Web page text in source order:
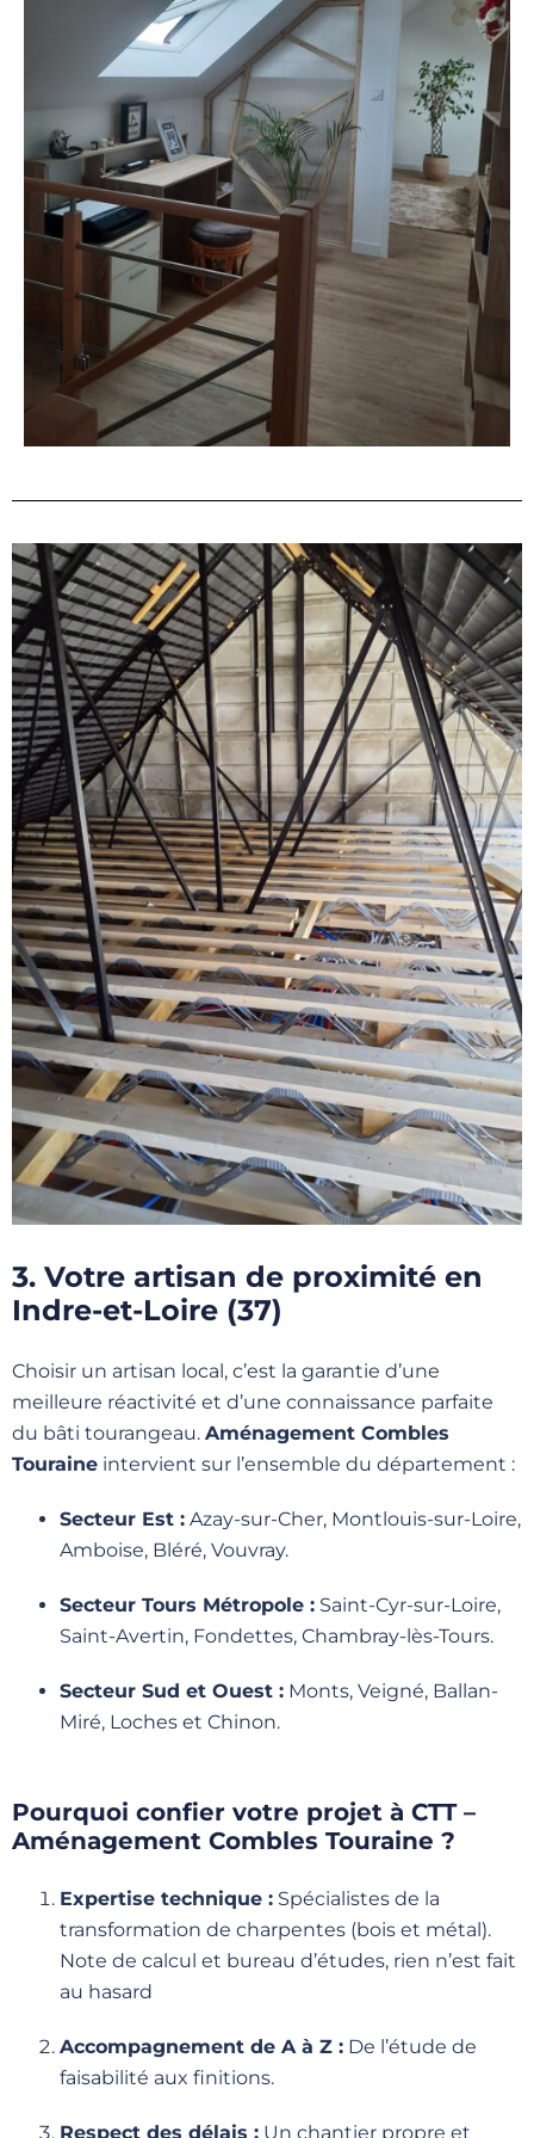
3. Votre artisan de proximité en
Indre-et-Loire (37)
Choisir un artisan local, c’est la garantie d’une
meilleure réactivité et d’une connaissance parfaite
du bâti tourangeau. Aménagement Combles
Touraine intervient sur l’ensemble du département :
Secteur Est : Azay-sur-Cher, Montlouis-sur-Loire,
Amboise, Bléré, Vouvray.
Secteur Tours Métropole : Saint-Cyr-sur-Loire,
Saint-Avertin, Fondettes, Chambray-lès-Tours.
Secteur Sud et Ouest : Monts, Veigné, Ballan-
Miré, Loches et Chinon.
Pourquoi confier votre projet à CTT –
Aménagement Combles Touraine ?
Expertise technique : Spécialistes de la
transformation de charpentes (bois et métal).
Note de calcul et bureau d’études, rien n’est fait
au hasard
Accompagnement de A à Z : De l’étude de
faisabilité aux finitions.
Respect des délais : Un chantier propre et